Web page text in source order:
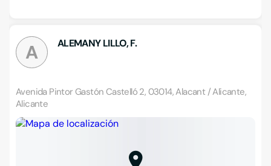
A ALEMANY LILLO, F.
Avenida Pintor Gastón Castelló 2, 03014, Alacant / Alicante,
Alicante